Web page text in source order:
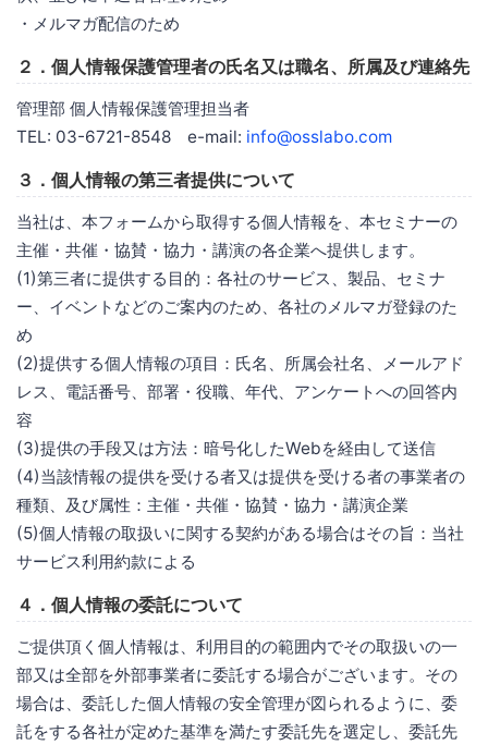
・メルマガ配信のため
２．個人情報保護管理者の氏名又は職名、所属及び連絡先
管理部 個人情報保護管理担当者
TEL: 03-6721-8548 e-mail: info@osslabo.com
３．個人情報の第三者提供について
当社は、本フォームから取得する個人情報を、本セミナーの
主催・共催・協賛・協力・講演の各企業へ提供します。
(1)第三者に提供する目的：各社のサービス、製品、セミナ
ー、イベントなどのご案内のため、各社のメルマガ登録のた
め
(2)提供する個人情報の項目：氏名、所属会社名、メールアド
レス、電話番号、部署・役職、年代、アンケートへの回答内
容
(3)提供の手段又は方法：暗号化したWebを経由して送信
(4)当該情報の提供を受ける者又は提供を受ける者の事業者の
種類、及び属性：主催・共催・協賛・協力・講演企業
(5)個人情報の取扱いに関する契約がある場合はその旨：当社
サービス利用約款による
４．個人情報の委託について
ご提供頂く個人情報は、利用目的の範囲内でその取扱いの一
部又は全部を外部事業者に委託する場合がございます。その
場合は、委託した個人情報の安全管理が図られるように、委
託をする各社が定めた基準を満たす委託先を選定し、委託先